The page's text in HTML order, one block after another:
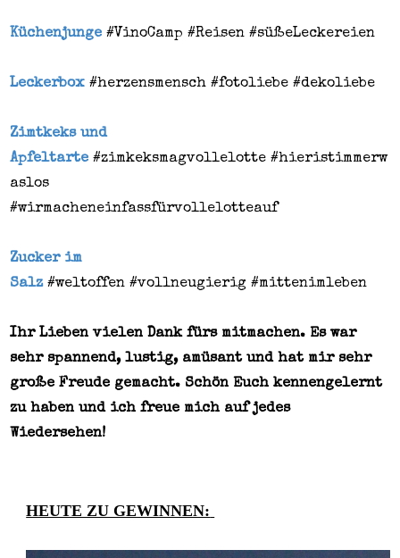
Küchenjunge #VinoCamp #Reisen #süßeLeckereien
Leckerbox #herzensmensch #fotoliebe #dekoliebe
Zimtkeks und
Apfeltarte #zimkeksmagvollelotte#hieristimmerw
aslos
#wirmacheneinfassfürvollelotteauf
Zucker im
Salz #weltoffen#vollneugierig#mittenimleben
Ihr Lieben vielen Dank fürs mitmachen. Es war
sehr spannend, lustig, amüsant und hat mir sehr
große Freude gemacht. Schön Euch kennengelernt
zu haben und ich freue mich auf jedes
Wiedersehen!
HEUTE ZU GEWINNEN: